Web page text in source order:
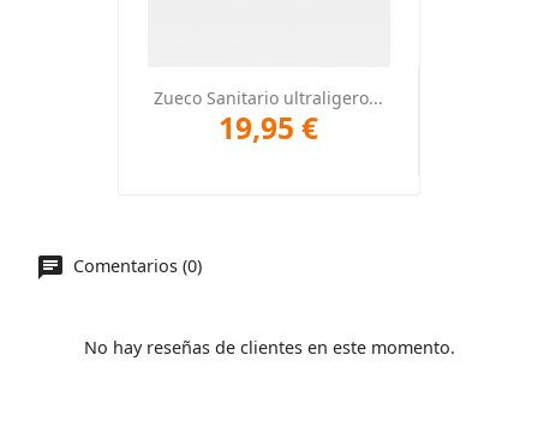
Zueco Sanitario ultraligero...
19,95 €
Comentarios (0)
No hay reseñas de clientes en este momento.